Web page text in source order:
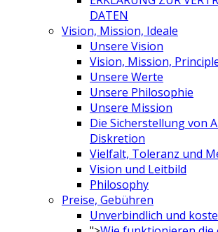
DATEN
Vision, Mission, Ideale
Unsere Vision
Vision, Mission,
Unsere Werte
Unsere Philosophie
Unsere Mission
Die Sicherstellung von
Diskretion
Vielfalt, Toleranz und
Vision und Leitbild
Philosophy
Preise, Gebühren
Unverbindlich und